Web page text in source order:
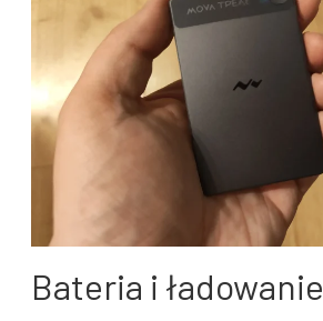
Bateria i ładowanie